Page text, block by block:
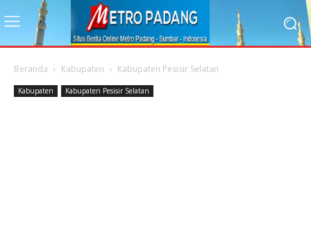
Beranda Kabupaten Kabupaten Pesisir Selatan
Kabupaten Kabupaten Pesisir Selatan